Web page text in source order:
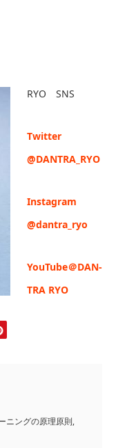
RYO SNS
Twitter
@DANTRA_RYO
Instagram
@dantra_ryo
YouTube＠DAN-
TRA RYO
ニングの原理原則,